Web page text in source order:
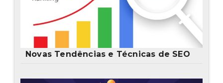
Novas Tendências e Técnicas de SEO